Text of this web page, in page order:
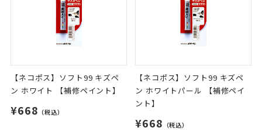
【ネコポス】ソフト99 キズペ
ン ホワイト 【補修ペイント】
¥668 （税込）
【ネコポス】ソフト99 キズペ
ン ホワイトパール 【補修ペイ
ント】
¥668 （税込）